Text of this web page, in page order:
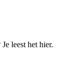
leest het hier.